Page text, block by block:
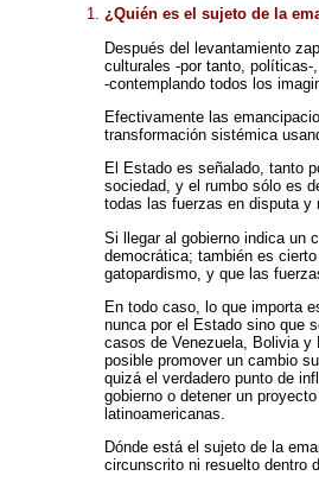
¿Quién es el sujeto de la
Después del levantamiento
culturales -por tanto, políticas-
-contemplando todos los
Efectivamente las
transformación sistémica
El Estado es señalado, tanto
sociedad, y el rumbo sólo es
todas las fuerzas en disputa y
Si llegar al gobierno indica un
democrática; también es
gatopardismo, y que las
En todo caso, lo que importa
nunca por el Estado sino que
casos de Venezuela, Bolivia y
posible promover un cambio
quizá el verdadero punto de
gobierno o detener un
latinoamericanas.
Dónde está el sujeto de la
circunscrito ni resuelto dentro